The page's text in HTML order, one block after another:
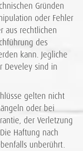
Gründen
oder Fehler
aus rechtlichen
des
kann. Jegliche
Develey sind in
gelten nicht
oder bei
der Verletzung
Haftung nach
unberührt.